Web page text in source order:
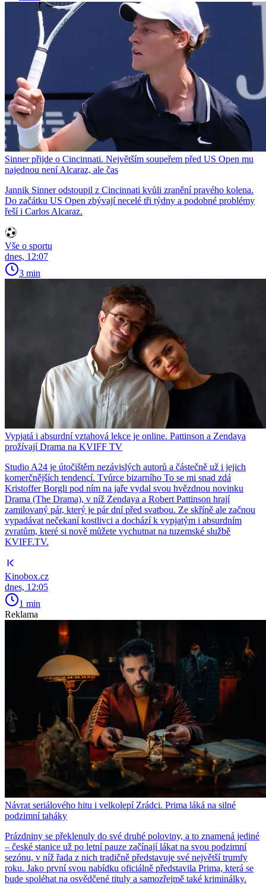
Sinner přijde o Cincinnati. Největším soupeřem před US Open mu
najednou není Alcaraz, ale čas
Jannik Sinner odstoupil z Cincinnati kvůli zranění pravého kolena.
Do začátku US Open zbývají necelé tři týdny a podobné problémy
řeší i Carlos Alcaraz.
Vše o sportu
dnes, 12:07
3 min
Vypjatá i absurdní vztahová lekce je online. Pattinson a Zendaya
prožívají Drama na KVIFF TV
Studio A24 je útočištěm nezávislých autorů a částečně už i jejich
komerčnějších tendencí. Tvůrce bizarního To se mi snad zdá
Kristoffer Borgli pod ním na jaře vydal svou hvězdnou novinku
Drama (The Drama), v níž Zendaya a Robert Pattinson hrají
zamilovaný pár, který je pár dní před svatbou. Ze skříně ale začnou
vypadávat nečekaní kostlivci a dochází k vypjatým i absurdním
zvratům, které si nově můžete vychutnat na tuzemské službě
KVIFF.TV.
Kinobox.cz
dnes, 12:05
1 min
Reklama
Návrat seriálového hitu i velkolepí Zrádci. Prima láká na silné
podzimní taháky
Prázdniny se překlenuly do své druhé poloviny, a to znamená jediné
– české stanice už po letní pauze začínají lákat na svou podzimní
sezónu, v níž řada z nich tradičně představuje své největší trumfy
roku. Jako první svou nabídku oficiálně představila Prima, která se
bude spoléhat na osvědčené tituly a samozřejmě také kriminálky.